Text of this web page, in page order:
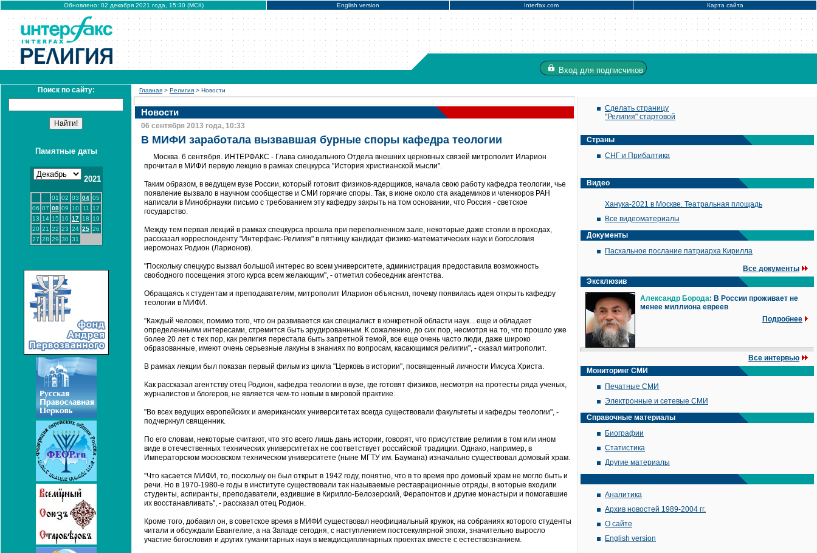
Обновлено: 02 декабря 2021 года, 15:30 (МСК) English version Interfax.com Карта сайта
Вход для подписчиков
Поиск по сайту:
Памятные даты
2021
01 02 03 04 05
06 07 08 09 10 11
12
13 14 15 16 17 18
19
20 21 22 23 24 25 26
27 28 29 30 31
Главная > Религия > Новости
Новости
06 сентября 2013 года, 10:33
В МИФИ заработала вызвавшая бурные споры кафедра теологии
Москва. 6 сентября. ИНТЕРФАКС - Глава синодального Отдела внешних церковных связей митрополит Иларион
прочитал в МИФИ первую лекцию в рамках спецкурса "История христианской мысли".
Таким образом, в ведущем вузе России, который готовит физиков-ядерщиков, начала свою работу кафедра теологии, чье
появление вызвало в научном сообществе и СМИ горячие споры. Так, в июне около ста академиков и членкоров РАН
написали в Минобрнауки письмо с требованием эту кафедру закрыть на том основании, что Россия - светское
государство.
Между тем первая лекций в рамках спецкурса прошла при переполненном зале, некоторые даже стояли в проходах,
рассказал корреспонденту "Интерфакс-Религия" в пятницу кандидат физико-математических наук и богословия
иеромонах Родион (Ларионов).
"Поскольку спецкурс вызвал большой интерес во всем университете, администрация предоставила возможность
свободного посещения этого курса всем желающим", - отметил собеседник агентства.
Обращаясь к студентам и преподавателям, митрополит Иларион объяснил, почему появилась идея открыть кафедру
теологии в МИФИ.
"Каждый человек, помимо того, что он развивается как специалист в конкретной области наук... еще и обладает
определенными интересами, стремится быть эрудированным. К сожалению, до сих пор, несмотря на то, что прошло уже
более 20 лет с тех пор, как религия перестала быть запретной темой, все еще очень часто люди, даже широко
образованные, имеют очень серьезные лакуны в знаниях по вопросам, касающимся религии", - сказал митрополит.
В рамках лекции был показан первый фильм из цикла "Церковь в истории", посвященный личности Иисуса Христа.
Как рассказал агентству отец Родион, кафедра теологии в вузе, где готовят физиков, несмотря на протесты ряда ученых,
журналистов и блогеров, не является чем-то новым в мировой практике.
"Во всех ведущих европейских и американских университетах всегда существовали факультеты и кафедры теологии", -
подчеркнул священник.
По его словам, некоторые считают, что это всего лишь дань истории, говорят, что присутствие религии в том или ином
виде в отечественных технических университетах не соответствует российской традиции. Однако, например, в
Императорском московском техническом университете (ныне МГТУ им. Баумана) изначально существовал домовый храм.
"Что касается МИФИ, то, поскольку он был открыт в 1942 году, понятно, что в то время про домовый храм не могло быть и
речи. Но в 1970-1980-е годы в институте существовали так называемые реставрационные отряды, в которые входили
студенты, аспиранты, преподаватели, ездившие в Кирилло-Белозерский, Ферапонтов и другие монастыри и помогавшие
их восстанавливать", - рассказал отец Родион.
Кроме того, добавил он, в советское время в МИФИ существовал неофициальный кружок, на собраниях которого студенты
читали и обсуждали Евангелие, а на Западе сегодня, с наступлением постсекулярной эпохи, значительно выросло
участие богословия и других гуманитарных наук в междисциплинарных проектах вместе с естествознанием.
Сделать страницу
"Религия" стартовой
Страны
СНГ и Прибалтика
Видео
Ханука-2021 в Москве. Театральная площадь
Все видеоматериалы
Документы
Пасхальное послание патриарха Кирилла
Все документы
Эксклюзив
Александр Борода: В России проживает не
менее миллиона евреев
Подробнее
Все интервью
Мониторинг СМИ
Печатные СМИ
Электронные и сетевые СМИ
Справочные материалы
Биографии
Статистика
Другие материалы
Аналитика
Архив новостей 1989-2004 гг.
О сайте
English version